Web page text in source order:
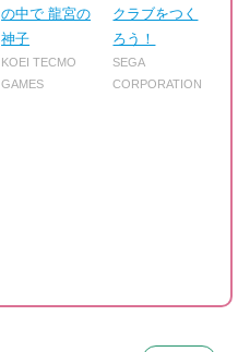
の中で 龍宮の
神子
KOEI TECMO
GAMES
クラブをつく
ろう！
SEGA
CORPORATION